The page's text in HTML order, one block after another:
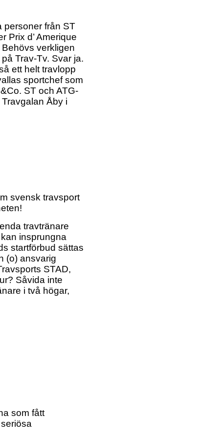
personer från ST
Prix d’ Amerique
verkligen
Trav-Tv. Svar ja.
ett helt travlopp
sportchef som
ST och ATG-
Åby i
svensk travsport
travtränare
insprungna
startförbud sättas
(o) ansvarig
STAD,
Såvida inte
i två högar,
som fått